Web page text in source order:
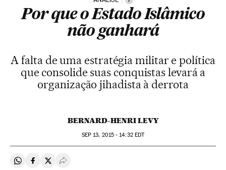
Por que o Estado Islâmico
não ganhará
A falta de uma estratégia militar e política
que consolide suas conquistas levará a
organização jihadista à derrota
BERNARD-HENRI LEVY
SEP 13, 2015 - 14:32EDT
Compartir en Whatsapp
Compartir en Facebook
Compartir en Twitter
Desplegar Redes Sociales